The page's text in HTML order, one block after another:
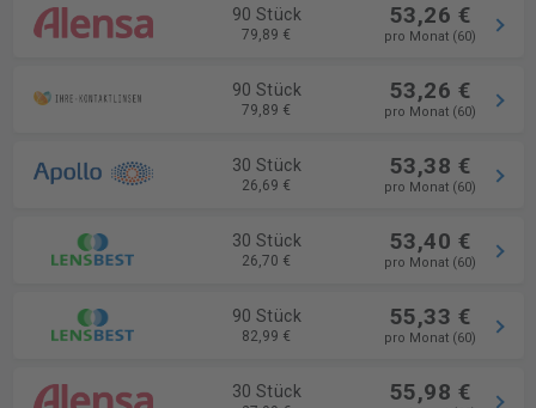
90 Stück
79,89 €
53,26 €
pro Monat (60)
90 Stück
79,89 €
53,26 €
pro Monat (60)
30 Stück
26,69 €
53,38 €
pro Monat (60)
30 Stück
26,70 €
53,40 €
pro Monat (60)
90 Stück
82,99 €
55,33 €
pro Monat (60)
30 Stück 55,98 €